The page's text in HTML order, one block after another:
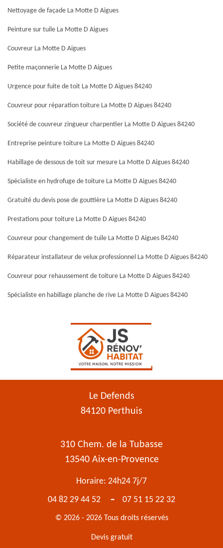
Nettoyage de façade La Motte D Aigues
Peinture sur tuile La Motte D Aigues
Couvreur La Motte D Aigues
Petite maçonnerie La Motte D Aigues
Urgence pour fuite de toit La Motte D Aigues 84240
Couvreur pour réparation toiture La Motte D Aigues 84240
Société de couvreur zingueur charpentier La Motte D Aigues 84240
Entreprise peinture toiture La Motte D Aigues 84240
Habillage de dessous de toit sur mesure La Motte D Aigues 84240
Spécialiste en hydrofuge de toiture La Motte D Aigues 84240
Gratuité du devis pose de gouttière La Motte D Aigues 84240
Prestations pour toiture La Motte D Aigues 84240
Couvreur pour changement de tuile La Motte D Aigues 84240
Réparateur installateur de velux professionnel La Motte D Aigues 84240
Couvreur pour rehaussement de toiture La Motte D Aigues 84240
Spécialiste en habillage planche de rive La Motte D Aigues 84240
Le Defends
84120 Perthuis
310 Chem. de la Tubasse
13540 Aix-en-Provence
Horaire: 24h24 7j/7
04 82 29 44 52
- 07 51 15 22 32
© 2026 - 2026 Tous droits réservés
Devis gratuit